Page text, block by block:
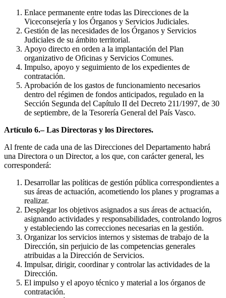
Enlace permanente entre todas las Direcciones de la
Viceconsejería y los Órganos y Servicios Judiciales.
Gestión de las necesidades de los Órganos y Servicios
Judiciales de su ámbito territorial.
Apoyo directo en orden a la implantación del Plan
organizativo de Oficinas y Servicios Comunes.
Impulso, apoyo y seguimiento de los expedientes de
contratación.
Aprobación de los gastos de funcionamiento necesarios
dentro del régimen de fondos anticipados, regulado en la
Sección Segunda del Capítulo II del Decreto 211/1997, de 30
de septiembre, de la Tesorería General del País Vasco.
Artículo 6.– Las Directoras y los Directores.
Al frente de cada una de las Direcciones del Departamento habrá
una Directora o un Director, a los que, con carácter general, les
corresponderá:
Desarrollar las políticas de gestión pública correspondientes a
sus áreas de actuación, acometiendo los planes y programas a
realizar.
Desplegar los objetivos asignados a sus áreas de actuación,
asignando actividades y responsabilidades, controlando logros
y estableciendo las correcciones necesarias en la gestión.
Organizar los servicios internos y sistemas de trabajo de la
Dirección, sin perjuicio de las competencias generales
atribuidas a la Dirección de Servicios.
Impulsar, dirigir, coordinar y controlar las actividades de la
Dirección.
El impulso y el apoyo técnico y material a los órganos de
contratación.